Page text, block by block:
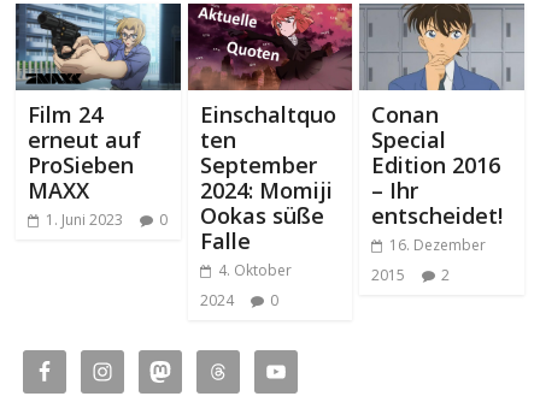
Film 24
erneut auf
ProSieben
MAXX
1. Juni 2023 0
Einschaltquo
ten
September
2024: Momiji
Ookas süße
Falle
4. Oktober
2024
0
Conan
Special
Edition 2016
– Ihr
entscheidet!
16. Dezember
2015
2